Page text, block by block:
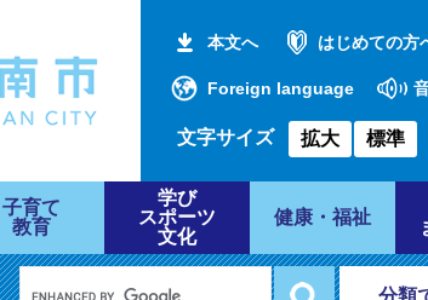
本文へ はじめての方
Foreign language
文字サイズ 拡大 標準
子育て
教育
学び
スポーツ
文化
健康・福祉
分類